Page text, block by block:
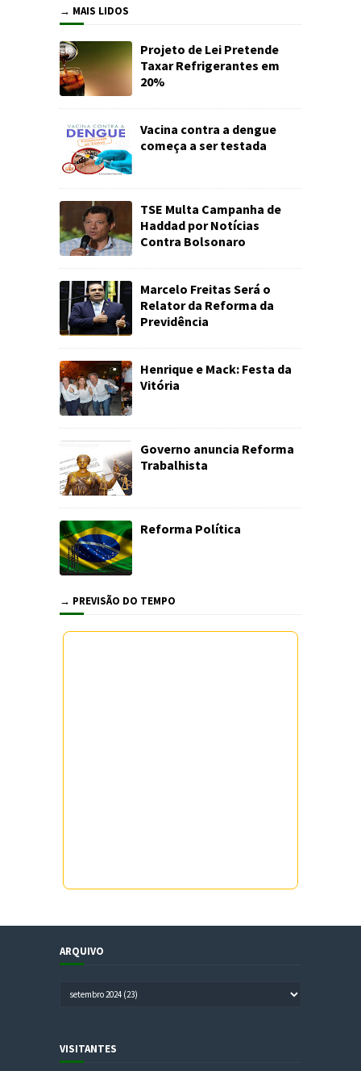
→ MAIS LIDOS
Projeto de Lei Pretende
Taxar Refrigerantes em
20%
Vacina contra a dengue
começa a ser testada
TSE Multa Campanha de
Haddad por Notícias
Contra Bolsonaro
Marcelo Freitas Será o
Relator da Reforma da
Previdência
Henrique e Mack: Festa da
Vitória
Governo anuncia Reforma
Trabalhista
Reforma Política
→ PREVISÃO DO TEMPO
ARQUIVO
VISITANTES